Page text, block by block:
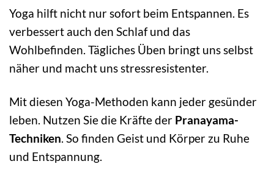
Yoga hilft nicht nur sofort beim Entspannen. Es
verbessert auch den Schlaf und das
Wohlbefinden. Tägliches Üben bringt uns selbst
näher und macht uns stressresistenter.
Mit diesen Yoga-Methoden kann jeder gesünder
leben. Nutzen Sie die Kräfte der Pranayama-
Techniken. So finden Geist und Körper zu Ruhe
und Entspannung.